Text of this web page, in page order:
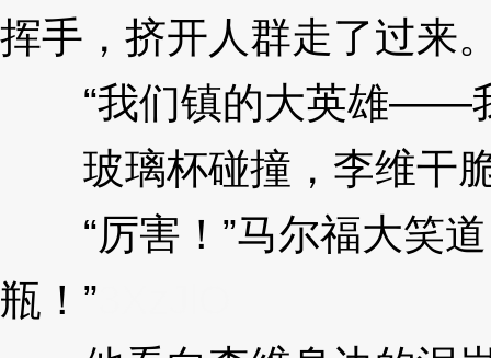
挥手，挤开人群走了过来
“我们镇的大英雄——我
玻璃杯碰撞，李维干
“厉害！”马尔福大笑道
瓶！”